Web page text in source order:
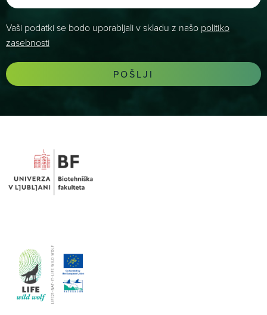
Vaši podatki se bodo uporabljali v skladu z našo politiko
zasebnosti
POŠLJI